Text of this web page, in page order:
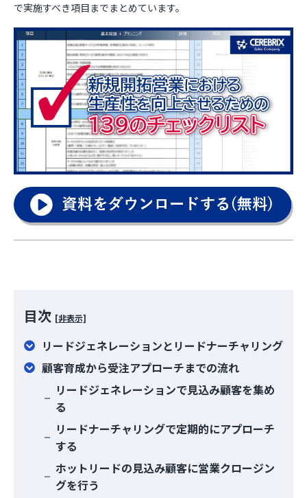
で実施すべき項目までまとめています。
目次 [非表示]
リードジェネレーションとリードナーチャリング
顧客育成から受注アプローチまでの流れ
リードジェネレーションで見込み顧客を集め
る
リードナーチャリングで定期的にアプローチ
する
ホットリードの見込み顧客に営業クロージン
グを行う